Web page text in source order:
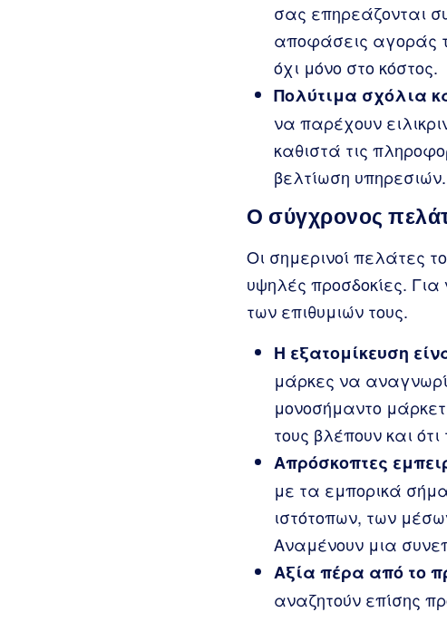
σας επηρεάζονται
αποφάσεις αγοράς
όχι μόνο στο κόστος.
Πολύτιμα σχόλια
να παρέχουν
καθιστά τις
βελτίωση υπηρεσιών.
Ο σύγχρονος
Οι σημερινοί πελάτες
υψηλές προσδοκίες.
των επιθυμιών τους.
Η εξατομίκευση
μάρκες να
μονοσήμαντο
τους βλέπουν και
Απρόσκοπτες
με τα εμπορικά
ιστότοπων, των
Αναμένουν μια
Αξία πέρα από το
αναζητούν επίσης